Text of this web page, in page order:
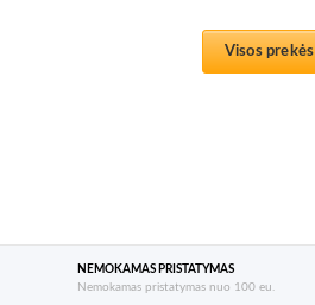
Visos prekės
NEMOKAMAS PRISTATYMAS
Nemokamas pristatymas nuo 100 eu.